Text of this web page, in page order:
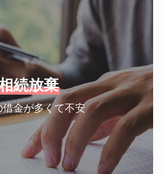
続放棄
借金が多くて不安